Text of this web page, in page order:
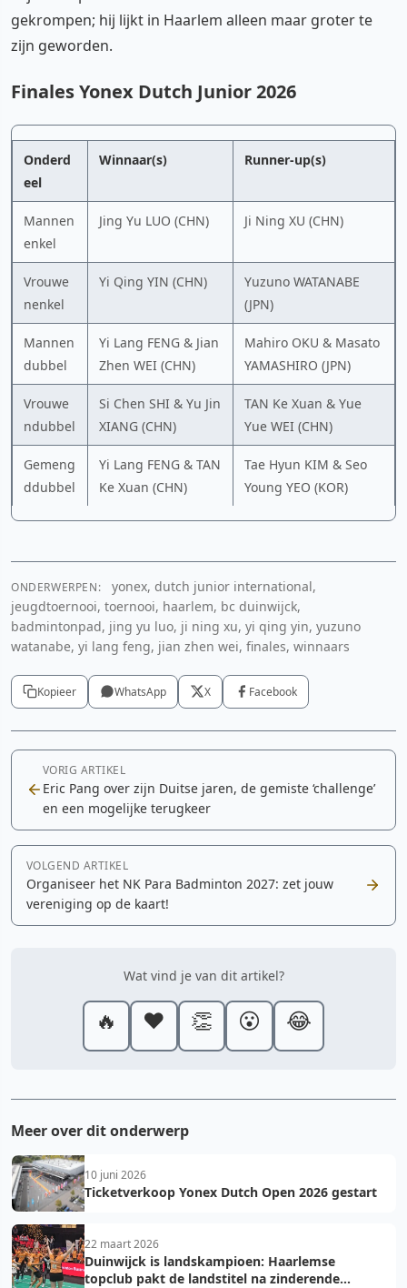
gekrompen; hij lijkt in Haarlem alleen maar groter te
zijn geworden.
Finales Yonex Dutch Junior 2026
Onderd
eel
Winnaar(s) Runner-up(s)
Mannen
enkel
Jing Yu LUO (CHN) Ji Ning XU (CHN)
Vrouwe
nenkel
Yi Qing YIN (CHN)
Yuzuno WATANABE
(JPN)
Mannen
dubbel
Yi Lang FENG & Jian
Zhen WEI (CHN)
Mahiro OKU & Masato
YAMASHIRO (JPN)
Vrouwe
ndubbel
Si Chen SHI & Yu Jin
XIANG (CHN)
TAN Ke Xuan & Yue
Yue WEI (CHN)
Gemeng
ddubbel
Yi Lang FENG & TAN
Ke Xuan (CHN)
Tae Hyun KIM & Seo
Young YEO (KOR)
ONDERWERPEN:
yonex, dutch junior international,
jeugdtoernooi, toernooi, haarlem, bc duinwijck,
badmintonpad, jing yu luo, ji ning xu, yi qing yin, yuzuno
watanabe, yi lang feng, jian zhen wei, finales, winnaars
Kopieer WhatsApp X Facebook
VORIG ARTIKEL
Eric Pang over zijn Duitse jaren, de gemiste ‘challenge’
en een mogelijke terugkeer
VOLGEND ARTIKEL
Organiseer het NK Para Badminton 2027: zet jouw
vereniging op de kaart!
Wat vind je van dit artikel?
🔥 ❤️ 👏 😮 😂
Meer over dit onderwerp
10 juni 2026
Ticketverkoop Yonex Dutch Open 2026 gestart
22 maart 2026
Duinwijck is landskampioen: Haarlemse
topclub pakt de landstitel na zinderende